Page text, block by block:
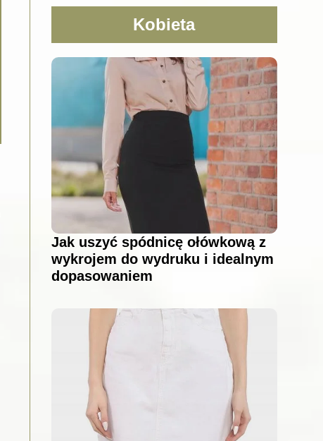
Kobieta
Jak uszyć spódnicę ołówkową z
wykrojem do wydruku i idealnym
dopasowaniem